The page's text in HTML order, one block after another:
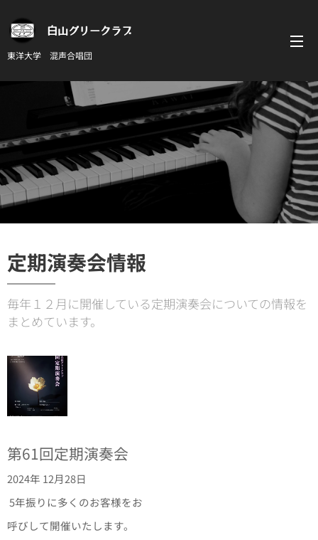
白山グリークラブ
東洋大学 混声合唱団
定期演奏会情報
毎年１２月に開催している定期演奏会についての情報を
まとめています。
第61回定期演奏会
2024年 12月28日
5年振りに多くのお客様をお
呼びして開催いたします。